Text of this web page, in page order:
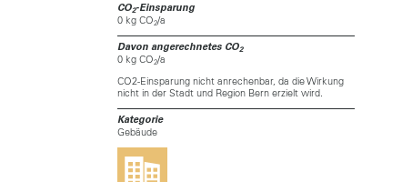
CO2-Einsparung
0 kg CO2/a
Davon angerechnetes CO2
0 kg CO2/a
CO2-Einsparung nicht anrechenbar, da die Wirkung
nicht in der Stadt und Region Bern erzielt wird.
Kategorie
Gebäude